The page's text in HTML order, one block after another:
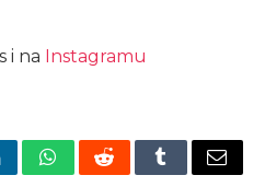
i na Instagramu
WhatsAppRedditTumblrEmail